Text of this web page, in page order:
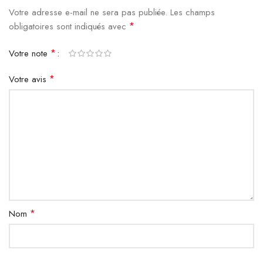
Votre adresse e-mail ne sera pas publiée. Les champs
obligatoires sont indiqués avec *
Votre note *
Votre avis *
Nom *